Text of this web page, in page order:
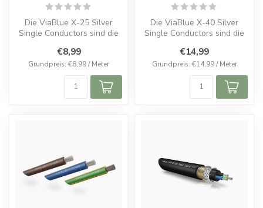
Die ViaBlue X-25 Silver
Single Conductors sind die
hochwertige I...
€8,99
Grundpreis: €8,99 / Meter
Die ViaBlue X-40 Silver
Single Conductors sind die
Innenverk...
€14,99
Grundpreis: €14,99 / Meter